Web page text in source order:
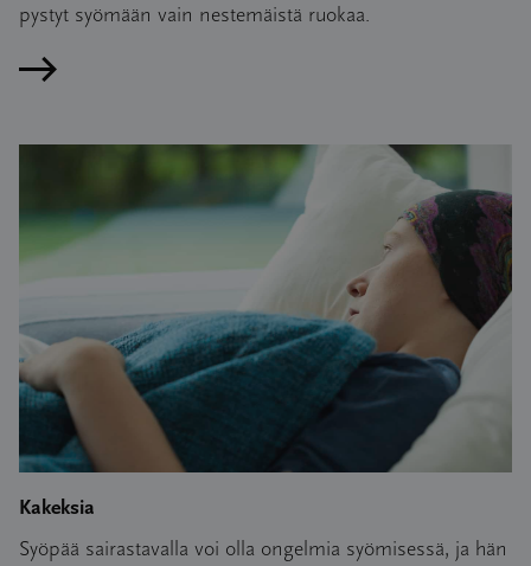
pystyt syömään vain nestemäistä ruokaa.
Lue artikkeli
Kakeksia
Syöpää sairastavalla voi olla ongelmia syömisessä, ja hän